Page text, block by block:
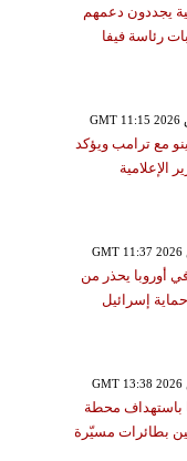
يجددون دعمهم
رئاسة فيفا
مع ترامب ويؤكد
الإعلامية
أوروبا يحذر من
إسرائيل
باستهداف محطة
بطائرات مسيّرة